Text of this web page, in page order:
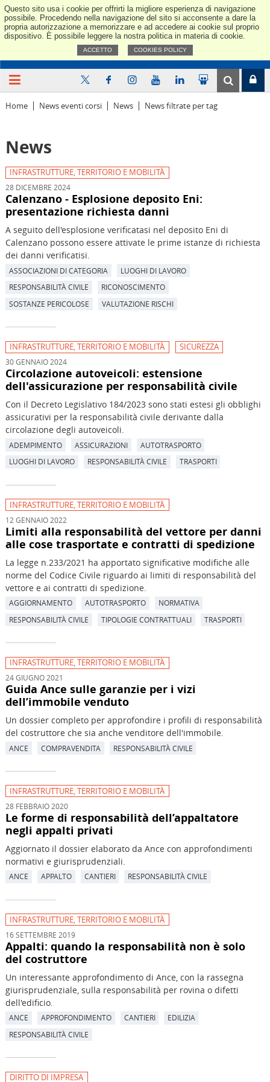
Questo sito usa i cookie per offrirti la migliore esperienza di navigazione
possibile. Procedendo nella navigazione del sito si acconsente a dare la
propria autorizzazione a memorizzare e ad accedere ai cookie sul proprio
dispositivo. È possibile leggere la nostra politica in materia di cookie.
ACCETTO COOKIES POLICY
Home News eventi corsi News News filtrate per tag
News
INFRASTRUTTURE, TERRITORIO E MOBILITÀ
28 DICEMBRE 2024
Calenzano - Esplosione deposito Eni:
presentazione richiesta danni
A seguito dell'esplosione verificatasi nel deposito Eni di
Calenzano possono essere attivate le prime istanze di richiesta
dei danni verificatisi.
ASSOCIAZIONI DI CATEGORIA
LUOGHI DI LAVORO
RESPONSABILITÀ CIVILE
RICONOSCIMENTO
SOSTANZE PERICOLOSE
VALUTAZIONE RISCHI
INFRASTRUTTURE, TERRITORIO E MOBILITÀ SICUREZZA
30 GENNAIO 2024
Circolazione autoveicoli: estensione
dell'assicurazione per responsabilità civile
Con il Decreto Legislativo 184/2023 sono stati estesi gli obblighi
assicurativi per la responsabilità civile derivante dalla
circolazione degli autoveicoli.
ADEMPIMENTO ASSICURAZIONI
AUTOTRASPORTO
LUOGHI DI LAVORO
RESPONSABILITÀ CIVILE TRASPORTI
INFRASTRUTTURE, TERRITORIO E MOBILITÀ
12 GENNAIO 2022
Limiti alla responsabilità del vettore per danni
alle cose trasportate e contratti di spedizione
La legge n.233/2021 ha apportato significative modifiche alle
norme del Codice Civile riguardo ai limiti di responsabilità del
vettore e ai contratti di spedizione.
AGGIORNAMENTO AUTOTRASPORTO
NORMATIVA
RESPONSABILITÀ CIVILE
TIPOLOGIE CONTRATTUALI TRASPORTI
INFRASTRUTTURE, TERRITORIO E MOBILITÀ
24 GIUGNO 2021
Guida Ance sulle garanzie per i vizi
dell’immobile venduto
Un dossier completo per approfondire i profili di responsabilità
del costruttore che sia anche venditore dell'immobile.
ANCE COMPRAVENDITA RESPONSABILITÀ CIVILE
INFRASTRUTTURE, TERRITORIO E MOBILITÀ
28 FEBBRAIO 2020
Le forme di responsabilità dell’appaltatore
negli appalti privati
Aggiornato il dossier elaborato da Ance con approfondimenti
normativi e giurisprudenziali.
ANCE APPALTO CANTIERI RESPONSABILITÀ CIVILE
INFRASTRUTTURE, TERRITORIO E MOBILITÀ
16 SETTEMBRE 2019
Appalti: quando la responsabilità non è solo
del costruttore
Un interessante approfondimento di Ance, con la rassegna
giurisprudenziale, sulla responsabilità per rovina o difetti
dell'edificio.
ANCE APPROFONDIMENTO CANTIERI
EDILIZIA
RESPONSABILITÀ CIVILE
DIRITTO DI IMPRESA